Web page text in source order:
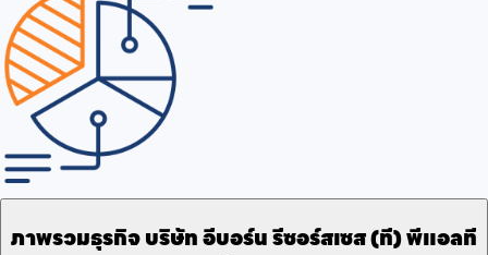
ภาพรวมธุรกิจบริษัท อีบอร์น รีซอร์สเซส (ที) พีแอลที